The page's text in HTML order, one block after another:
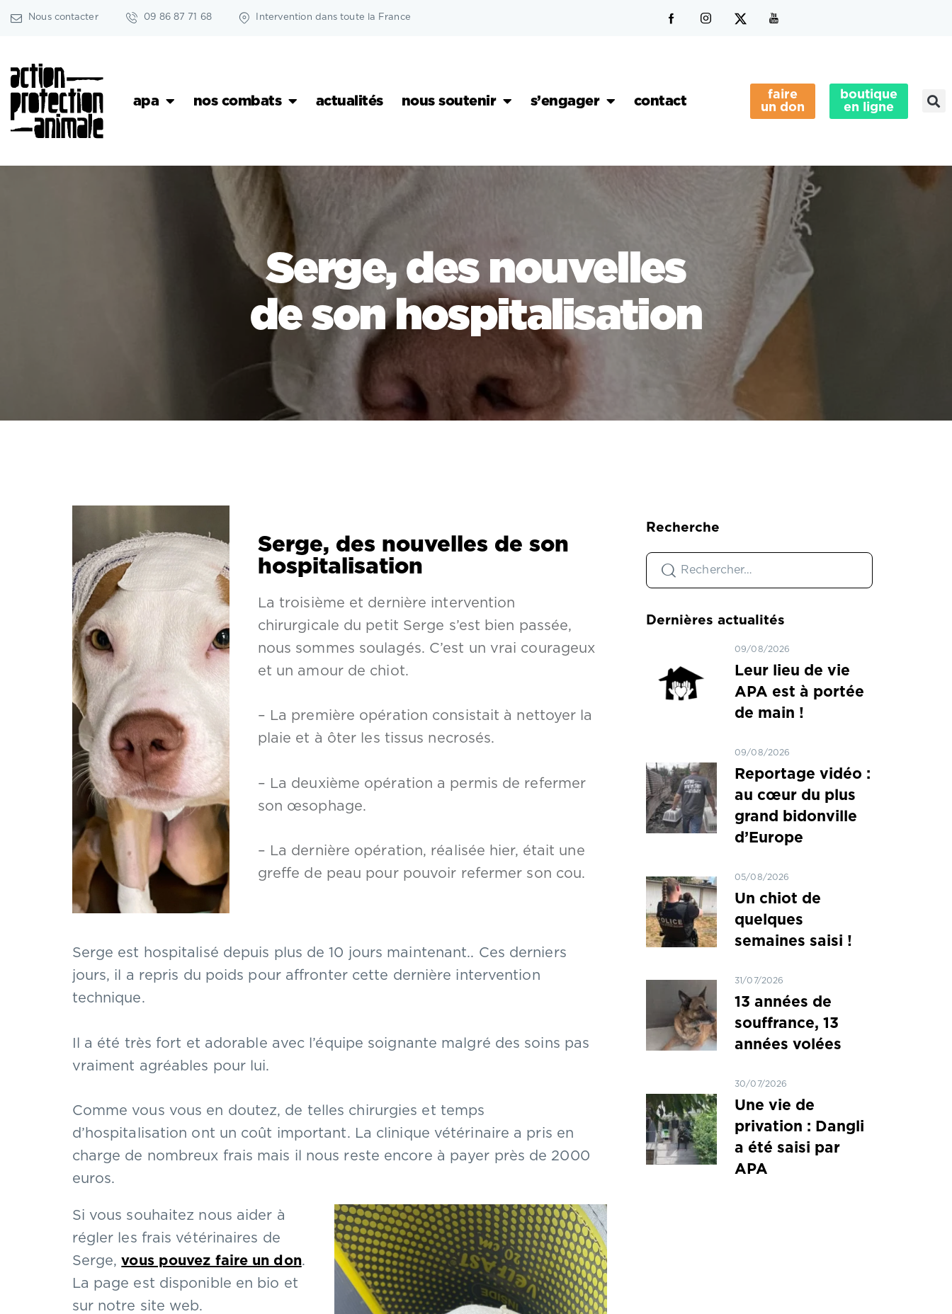
Nous contacter 09 86 87 71 68 Intervention dans toute la France
apa nos combats actualités nous soutenir s’engager contact
faire
un don
boutique
en ligne
Serge, des nouvelles
de son hospitalisation
Serge, des nouvelles de son
hospitalisation
La troisième et dernière intervention
chirurgicale du petit Serge s’est bien passée,
nous sommes soulagés. C’est un vrai courageux
et un amour de chiot.
– La première opération consistait à nettoyer la
plaie et à ôter les tissus necrosés.
– La deuxième opération a permis de refermer
son œsophage.
– La dernière opération, réalisée hier, était une
greffe de peau pour pouvoir refermer son cou.
Serge est hospitalisé depuis plus de 10 jours maintenant.. Ces derniers
jours, il a repris du poids pour affronter cette dernière intervention
technique.
Il a été très fort et adorable avec l’équipe soignante malgré des soins pas
vraiment agréables pour lui.
Comme vous vous en doutez, de telles chirurgies et temps
d’hospitalisation ont un coût important. La clinique vétérinaire a pris en
charge de nombreux frais mais il nous reste encore à payer près de 2000
euros.
Si vous souhaitez nous aider à
régler les frais vétérinaires de
Serge,vous pouvez faire un don.
La page est disponible en bio et
sur notre site web.
Recherche
Dernières actualités
09/08/2026
Leur lieu de vie
APA est à portée
de main !
09/08/2026
Reportage vidéo :
au cœur du plus
grand bidonville
d’Europe
05/08/2026
Un chiot de
quelques
semaines saisi !
31/07/2026
13 années de
souffrance, 13
années volées
30/07/2026
Une vie de
privation : Dangli
a été saisi par
APA